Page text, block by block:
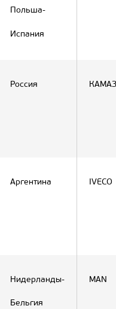
Польша-
Испания
Россия КАМАЗ
Аргентина IVECO
Нидерланды-
Бельгия
MAN